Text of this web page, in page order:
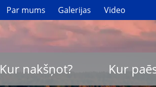
Par mums Galerijas Video
Kur nakšņot? Kur